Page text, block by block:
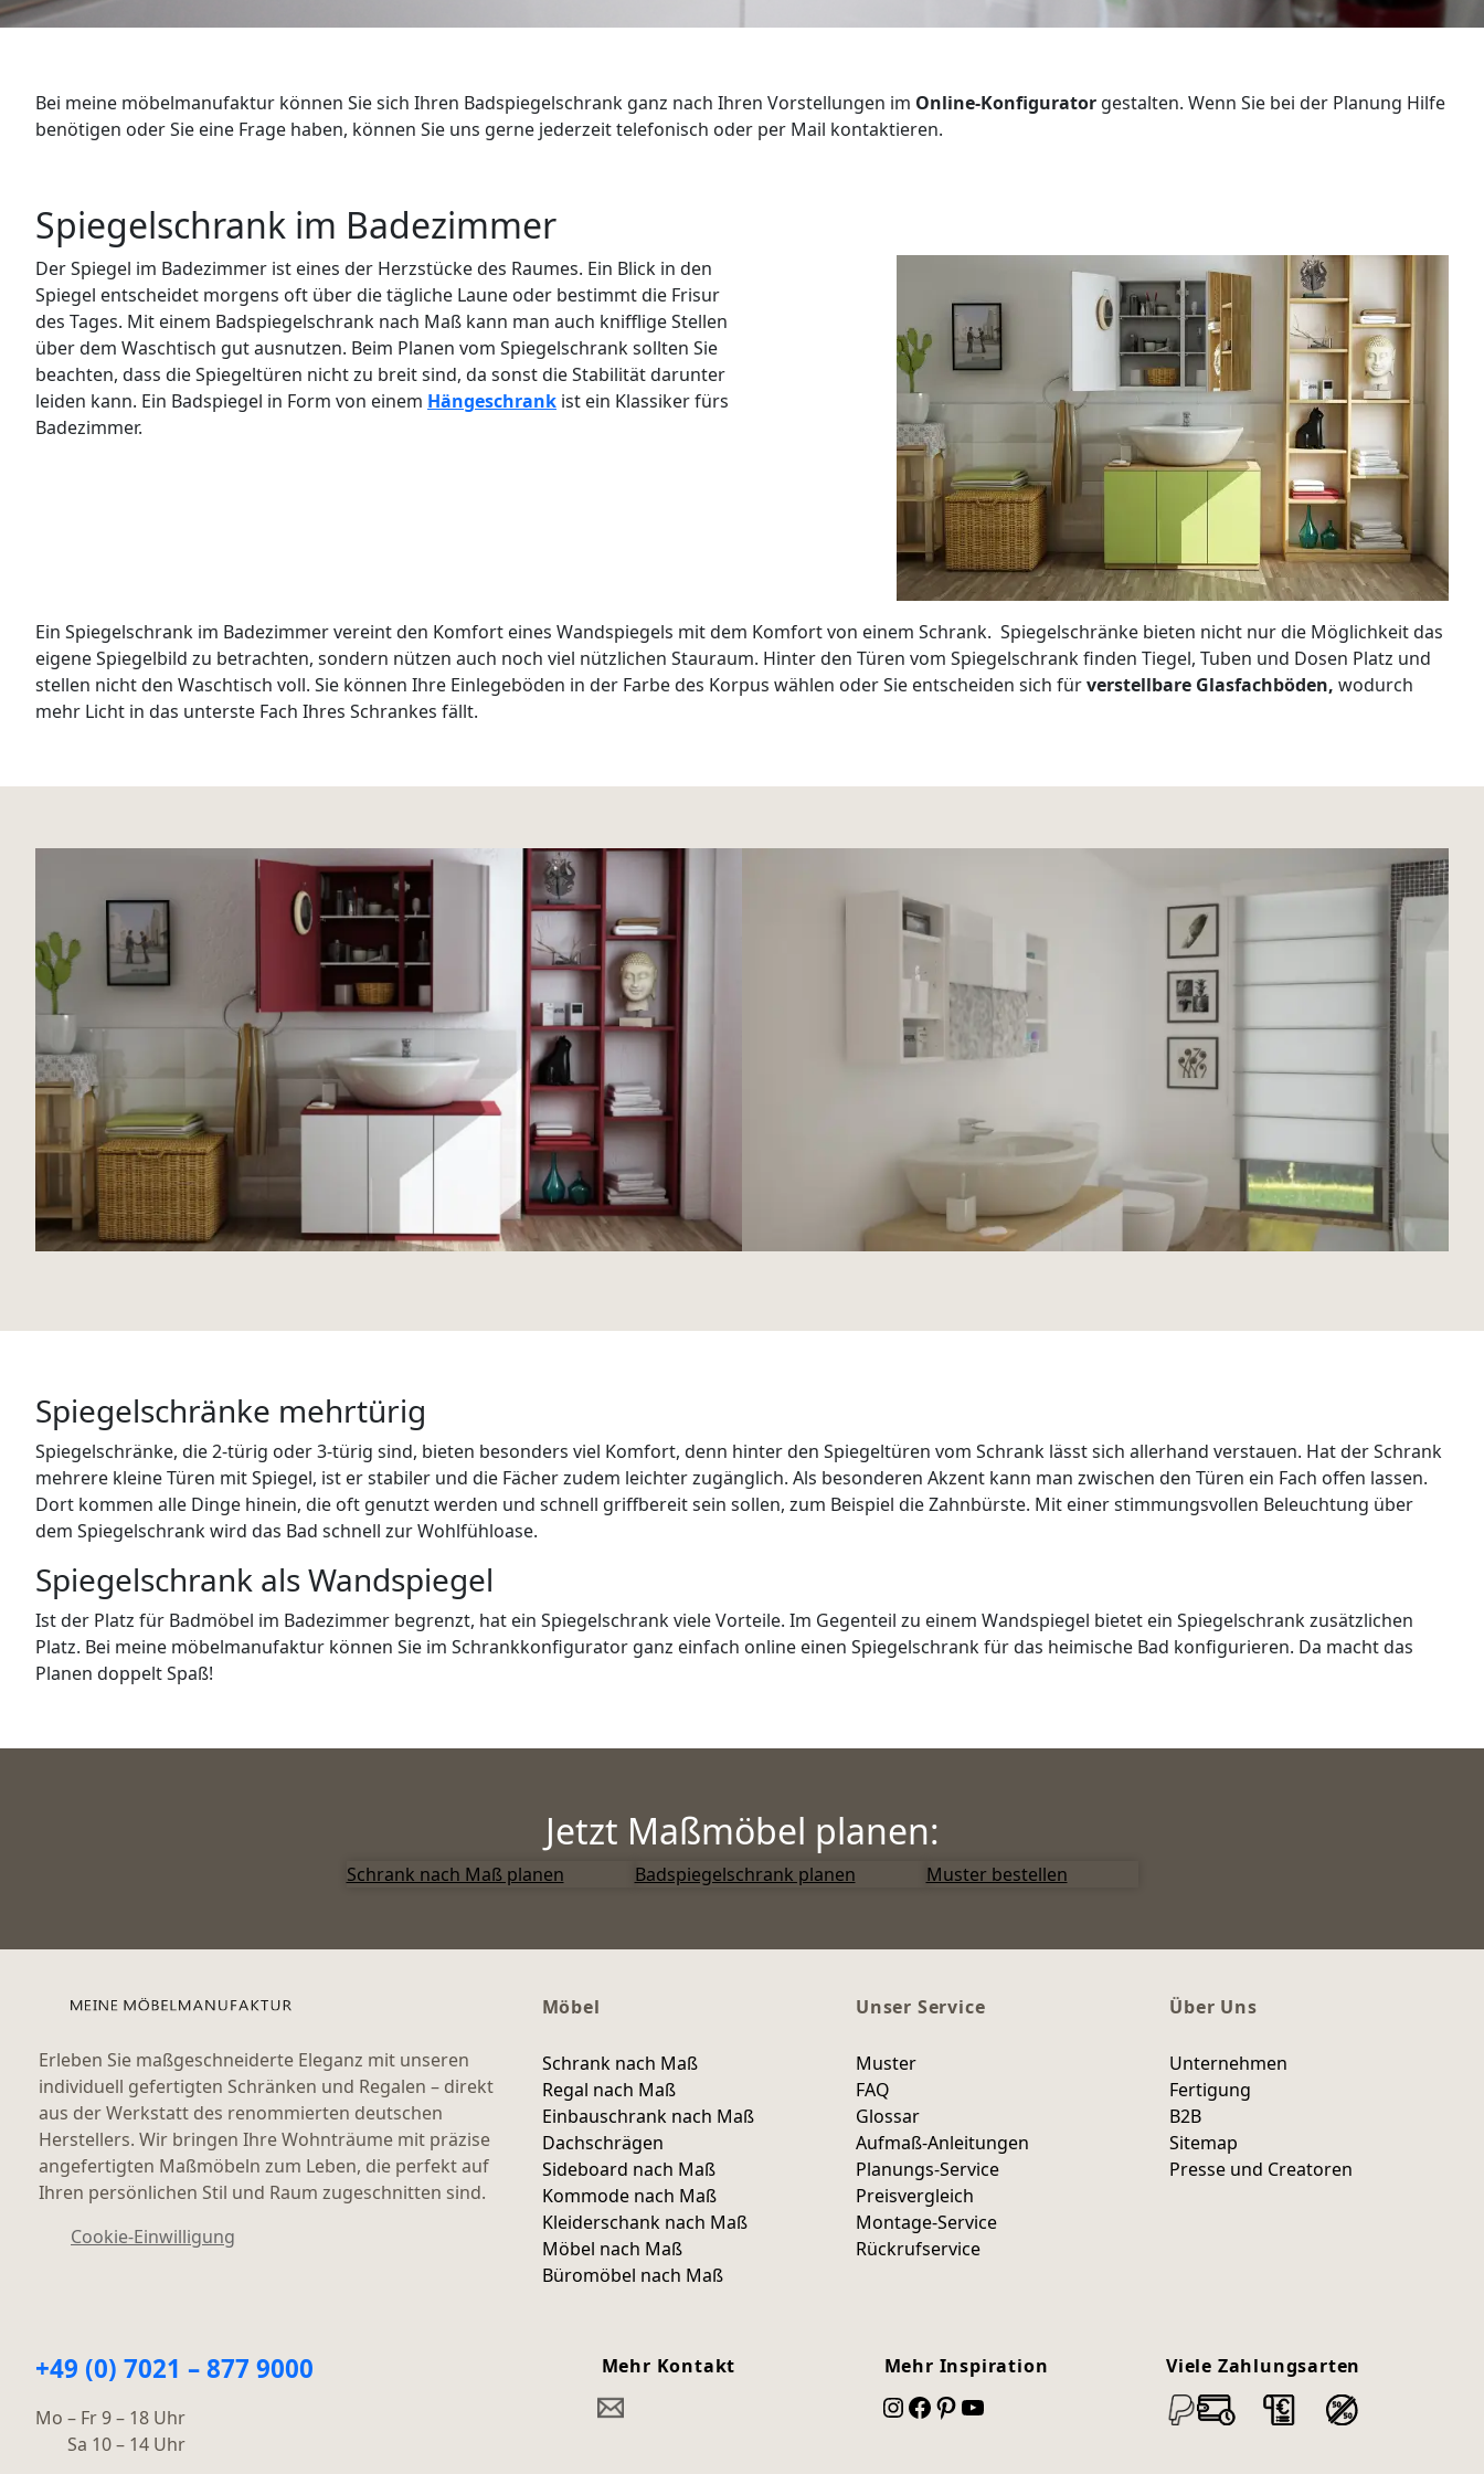
Bei meine möbelmanufaktur können Sie sich Ihren Badspiegelschrank ganz nach Ihren Vorstellungen im Online-Konfigurator gestalten. Wenn Sie bei der Planung Hilfe
benötigen oder Sie eine Frage haben, können Sie uns gerne jederzeit telefonisch oder per Mail kontaktieren.
Spiegelschrank im Badezimmer
Der Spiegel im Badezimmer ist eines der Herzstücke des Raumes. Ein Blick in den
Spiegel entscheidet morgens oft über die tägliche Laune oder bestimmt die Frisur
des Tages. Mit einem Badspiegelschrank nach Maß kann man auch knifflige Stellen
über dem Waschtisch gut ausnutzen. Beim Planen vom Spiegelschrank sollten Sie
beachten, dass die Spiegeltüren nicht zu breit sind, da sonst die Stabilität darunter
leiden kann. Ein Badspiegel in Form von einem Hängeschrank ist ein Klassiker fürs
Badezimmer.
Ein Spiegelschrank im Badezimmer vereint den Komfort eines Wandspiegels mit dem Komfort von einem Schrank. Spiegelschränke bieten nicht nur die Möglichkeit das
eigene Spiegelbild zu betrachten, sondern nützen auch noch viel nützlichen Stauraum. Hinter den Türen vom Spiegelschrank finden Tiegel, Tuben und Dosen Platz und
stellen nicht den Waschtisch voll. Sie können Ihre Einlegeböden in der Farbe des Korpus wählen oder Sie entscheiden sich fürverstellbare Glasfachböden, wodurch
mehr Licht in das unterste Fach Ihres Schrankes fällt.
Spiegelschränke mehrtürig
Spiegelschränke, die 2-türig oder 3-türig sind, bieten besonders viel Komfort, denn hinter den Spiegeltüren vom Schrank lässt sich allerhand verstauen. Hat der Schrank
mehrere kleine Türen mit Spiegel, ist er stabiler und die Fächer zudem leichter zugänglich. Als besonderen Akzent kann man zwischen den Türen ein Fach offen lassen.
Dort kommen alle Dinge hinein, die oft genutzt werden und schnell griffbereit sein sollen, zum Beispiel die Zahnbürste. Mit einer stimmungsvollen Beleuchtung über
dem Spiegelschrank wird das Bad schnell zur Wohlfühloase.
Spiegelschrank als Wandspiegel
Ist der Platz für Badmöbel im Badezimmer begrenzt, hat ein Spiegelschrank viele Vorteile. Im Gegenteil zu einem Wandspiegel bietet ein Spiegelschrank zusätzlichen
Platz. Bei meine möbelmanufaktur können Sie im Schrankkonfigurator ganz einfach online einen Spiegelschrank für das heimische Bad konfigurieren. Da macht das
Planen doppelt Spaß!
Jetzt Maßmöbel planen:
Schrank nach Maß planen Badspiegelschrank planen Muster bestellen
Erleben Sie maßgeschneiderte Eleganz mit unseren
individuell gefertigten Schränken und Regalen – direkt
aus der Werkstatt des renommierten deutschen
Herstellers. Wir bringen Ihre Wohnträume mit präzise
angefertigten Maßmöbeln zum Leben, die perfekt auf
Ihren persönlichen Stil und Raum zugeschnitten sind.
Cookie-Einwilligung
Möbel
Schrank nach Maß
Regal nach Maß
Einbauschrank nach Maß
Dachschrägen
Sideboard nach Maß
Kommode nach Maß
Kleiderschank nach Maß
Möbel nach Maß
Büromöbel nach Maß
Unser Service
Muster
FAQ
Glossar
Aufmaß-Anleitungen
Planungs-Service
Preisvergleich
Montage-Service
Rückrufservice
Über Uns
Unternehmen
Fertigung
B2B
Sitemap
Presse und Creatoren
+49 (0) 7021 – 877 9000
Mo – Fr 9 – 18 Uhr
Sa 10 – 14 Uhr
Mehr Kontakt Mehr Inspiration
InstagramFacebook Pinterest YouTube
Viele Zahlungsarten
WANDBOARDS
ALLE ANZEIGEN